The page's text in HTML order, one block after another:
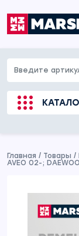
Главная / Товары /
AVEO 02-;